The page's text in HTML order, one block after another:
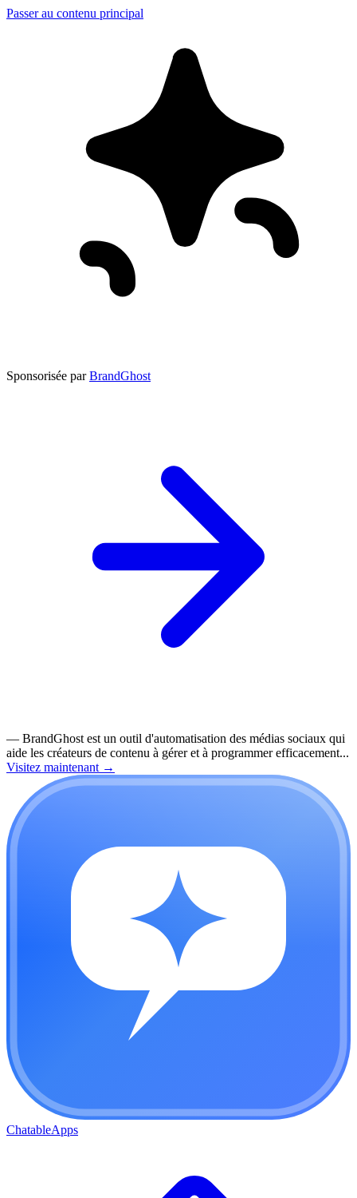
Passer au contenu principal
Sponsorisée par BrandGhost
— BrandGhost est un outil d'automatisation des médias sociaux qui
aide les créateurs de contenu à gérer et à programmer efficacement...
Visitez maintenant →
ChatableApps